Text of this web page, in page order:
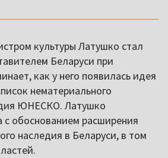
культуры Латушко стал
Беларуси при
как у него появилась идея
нематериального
ЮНЕСКО. Латушко
с обоснованием расширения
наследия в Беларуси, в том